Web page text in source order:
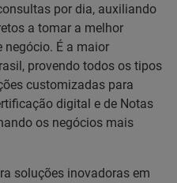
por dia, auxiliando
a tomar a melhor
negócio. É a maior
provendo todos os tipos
customizadas para
digital e de Notas
os negócios mais
soluções inovadoras em